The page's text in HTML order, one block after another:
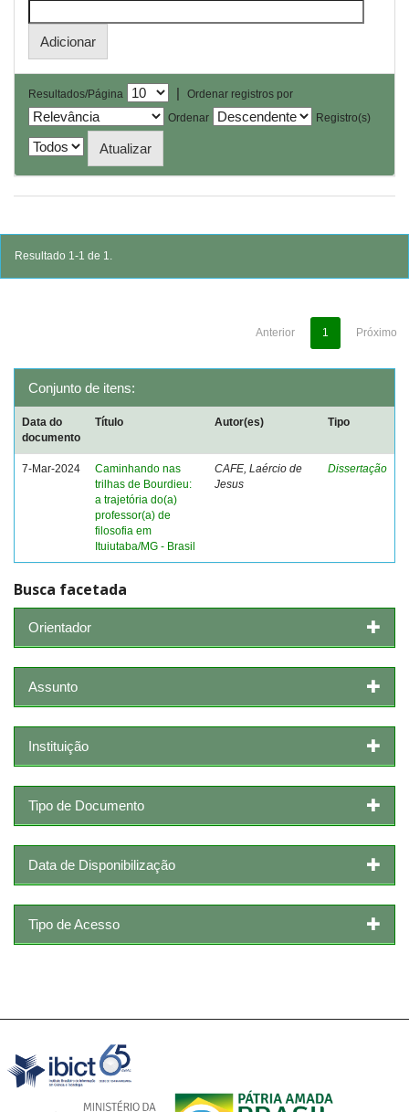
Resultados/Página |
Ordenar registros por
Ordenar
Registro(s)
Resultado 1-1 de 1.
Anterior 1 Próximo
Conjunto de itens:
Data do
documento
Título Autor(es) Tipo
7-Mar-2024
Caminhando nas
trilhas de Bourdieu:
a trajetória do(a)
professor(a) de
filosofia em
Ituiutaba/MG - Brasil
CAFE, Laércio de
Jesus
Dissertação
Busca facetada
Orientador
Assunto
Instituição
Tipo de Documento
Data de Disponibilização
Tipo de Acesso